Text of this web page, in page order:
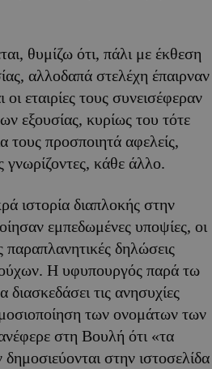
θυμίζω ότι, πάλι με έκθεση
αλλοδαπά στελέχη έπαιρναν
εταιρίες τους συνεισέφεραν
εξουσίας, κυρίως του τότε
προσποιητά αφελείς,
γνωρίζοντες, κάθε άλλο.
ιστορία διαπλοκής στην
εμπεδωμένες υποψίες, οι
παραπλανητικές δηλώσεις
Η υφυπουργός παρά τω
τις ανησυχίες
των ονομάτων των
στη Βουλή ότι «τα
στην ιστοσελίδα